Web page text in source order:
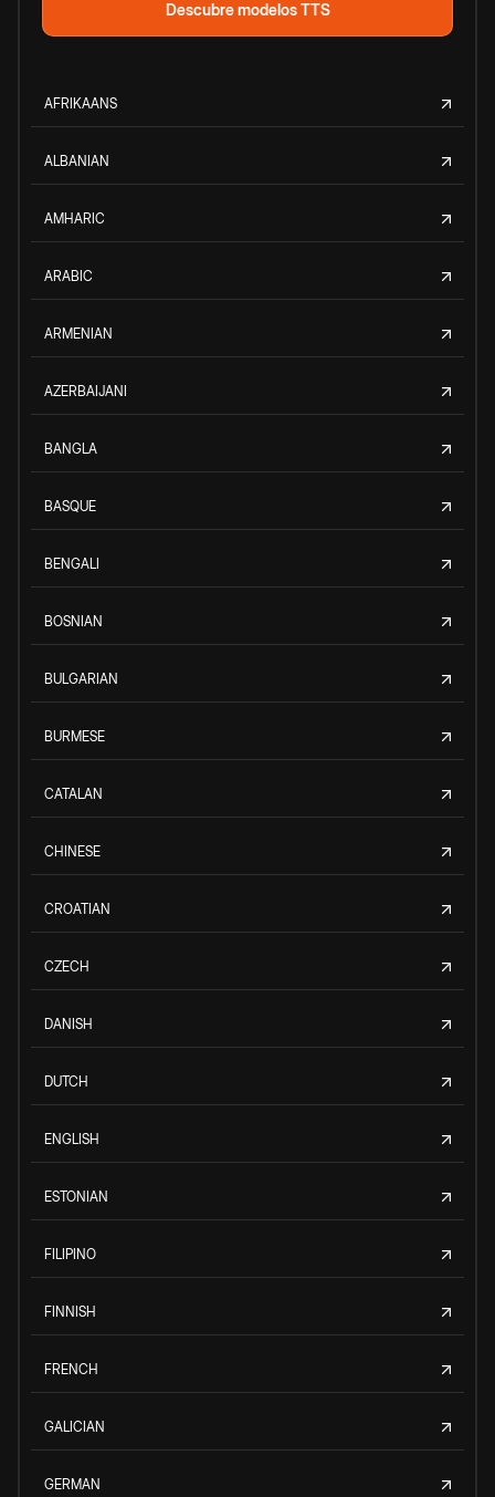
Descubre modelos TTS
AFRIKAANS
ALBANIAN
AMHARIC
ARABIC
ARMENIAN
AZERBAIJANI
BANGLA
BASQUE
BENGALI
BOSNIAN
BULGARIAN
BURMESE
CATALAN
CHINESE
CROATIAN
CZECH
DANISH
DUTCH
ENGLISH
ESTONIAN
FILIPINO
FINNISH
FRENCH
GALICIAN
GERMAN